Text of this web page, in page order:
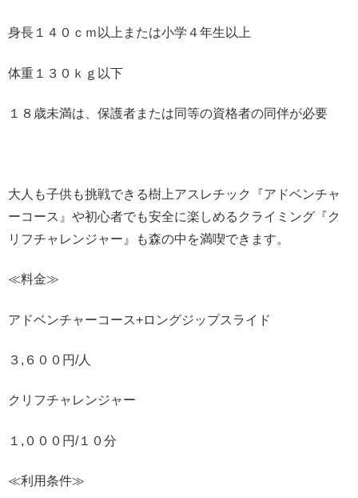
身長１４０ｃｍ以上または小学４年生以上
体重１３０ｋｇ以下
１８歳未満は、保護者または同等の資格者の同伴が必要
大人も子供も挑戦できる樹上アスレチック『アドベンチャ
ーコース』や初心者でも安全に楽しめるクライミング『ク
リフチャレンジャー』も森の中を満喫できます。
≪料金≫
アドベンチャーコース+ロングジップスライド
３,６００円/人
クリフチャレンジャー
１,０００円/１０分
≪利用条件≫